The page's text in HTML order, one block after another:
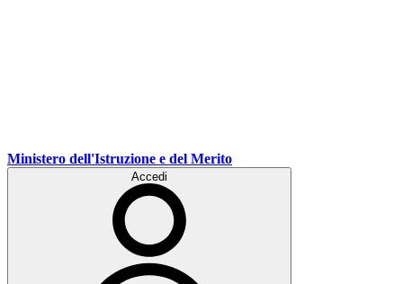
Ministero dell'Istruzione e del Merito
Accedi